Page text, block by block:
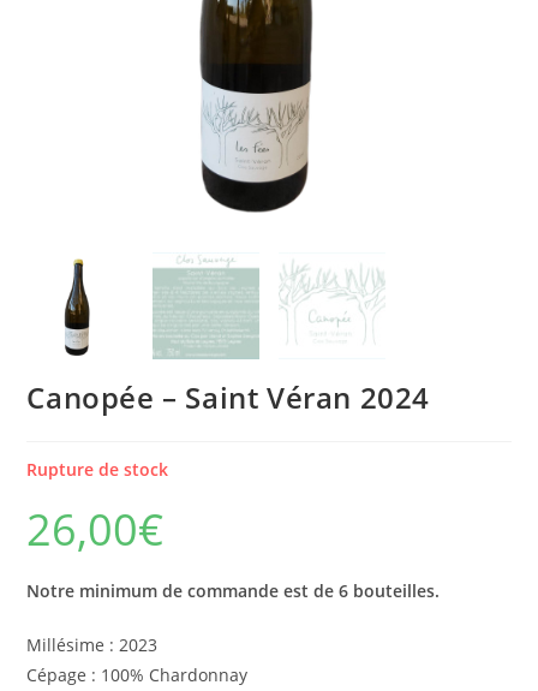
Canopée – Saint Véran 2024
Rupture de stock
26,00€
Notre minimum de commande est de 6 bouteilles.
Millésime : 2023
Cépage : 100% Chardonnay